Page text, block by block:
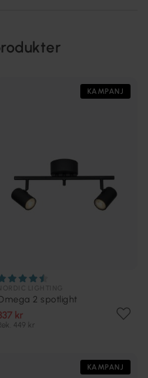
KAMPANJ
2 spotlight
kr
449 kr
KAMPANJ